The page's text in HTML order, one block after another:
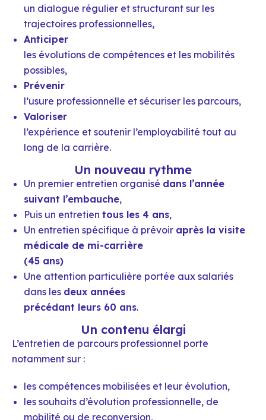
un dialogue régulier et structurant sur les
trajectoires professionnelles,
Anticiper
les évolutions de compétences et les mobilités
possibles,
Prévenir
l’usure professionnelle et sécuriser les parcours,
Valoriser
l’expérience et soutenir l’employabilité tout au
long de la carrière.
Un nouveau rythme
Un premier entretien organisé dans l’année
suivant l’embauche,
Puis un entretien tous les 4 ans,
Un entretien spécifique à prévoir après la visite
médicale de mi-carrière
(45 ans)
Une attention particulière portée aux salariés
dans les deux années
précédant leurs 60 ans.
Un contenu élargi
L’entretien de parcours professionnel porte
notamment sur :
les compétences mobilisées et leur évolution,
les souhaits d’évolution professionnelle, de
mobilité ou de reconversion,